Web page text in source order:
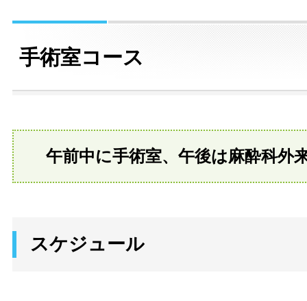
手術室コース
午前中に手術室、午後は麻酔科外
スケジュール